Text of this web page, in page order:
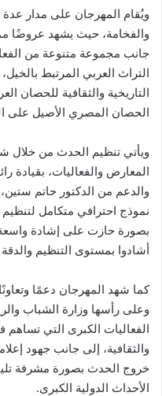
ويُقام المهرجان على مدار عدة
والفخامة، حيث يشهد عروضًا
جانب مجموعة متنوعة من
التراث العربي المرتبط
التاريخية والثقافية للحصان
الحصان المصري الأصيل على
ويأتي تنظيم الحدث من خلال
المعارض والفعاليات، بقيادة
والدعم من الدكتور حاتم
نموذج احترافي متكامل
بصورة حازت على إشادة
أشادوا بمستوى التنظيم
كما شهد المهرجان دعمًا
وعلى رأسها وزارة الشباب
الفعاليات الكبرى التي
والثقافية، إلى جانب جهود
خروج الحدث بصورة مشرفة
الأحداث الدولية الكبرى.